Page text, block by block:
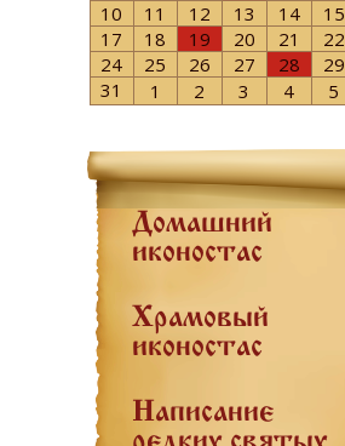
10
11 12 13 14 15
17
18 19 20 21 22
24
25 26 27 28 29
31
1 2 3 4 5
Домашний
иконостас
Храмовый
иконостас
Написание